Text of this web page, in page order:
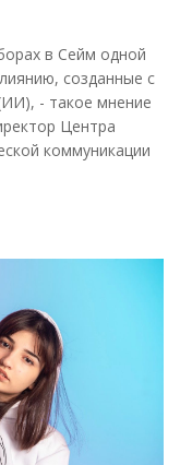
в Сейм одной
созданные с
- такое мнение
Центра
коммуникации